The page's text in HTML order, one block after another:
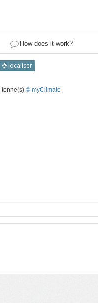
How does it work?
localiser
tonne(s) © myClimate